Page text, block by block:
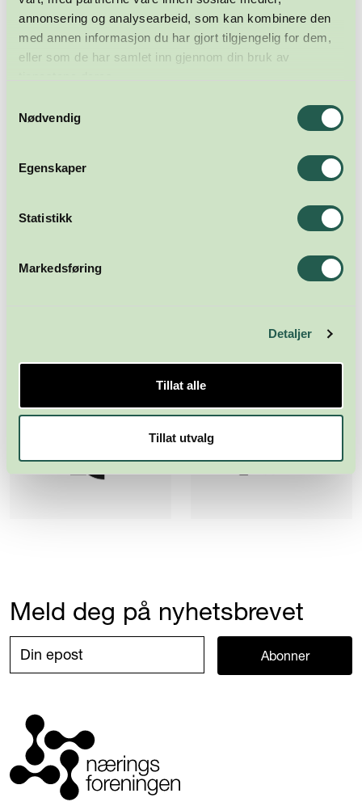
annonsering og analysearbeid, som kan kombinere den
med annen informasjon du har gjort tilgjengelig for dem,
eller som de har samlet inn gjennom din bruk av
Nødvendig
Egenskaper
Statistikk
Markedsføring
Detaljer
Tillat alle
Tillat utvalg
Meld deg på nyhetsbrevet
Abonner